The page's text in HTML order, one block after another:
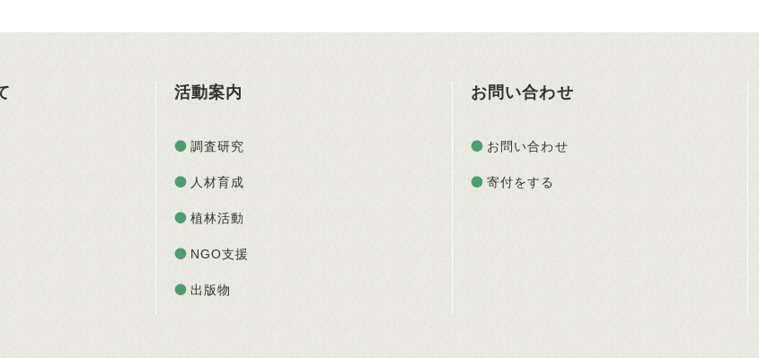
活動案内
調査研究
人材育成
植林活動
NGO支援
出版物
お問い合わせ
お問い合わせ
寄付をする